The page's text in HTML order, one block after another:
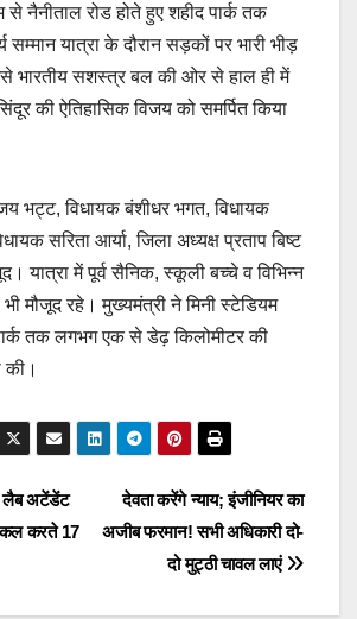
से नैनीताल रोड होते हुए शहीद पार्क तक
सम्मान यात्रा के दौरान सड़कों पर भारी भीड़
भारतीय सशस्त्र बल की ओर से हाल ही में
की ऐतिहासिक विजय को समर्पित किया
भट्ट, विधायक बंशीधर भगत, विधायक
सरिता आर्या, जिला अध्यक्ष प्रताप बिष्ट
यात्रा में पूर्व सैनिक, स्कूली बच्चे व विभिन्न
भी मौजूद रहे। मुख्यमंत्री ने मिनी स्टेडियम
पार्क तक लगभग एक से डेढ़ किलोमीटर की
की।
देवता करेंगे न्याय; इंजीनियर का
अजीब फरमान! सभी अधिकारी दो-
दो मुट्ठी चावल लाएं
लैब अटेंडेंट
करते 17